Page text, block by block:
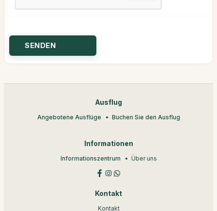
Ausflug
Angebotene Ausflüge Buchen Sie den Ausflug
Informationen
Informationszentrum Über uns
Kontakt
Kontakt